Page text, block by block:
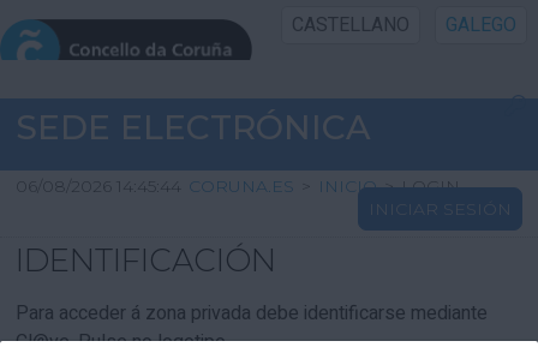
CASTELLANO GALEGO
INICIO SEDE
INICIO
INFORMACIÓN PÚBLICA
CARTAFOL CIDADÁN
SEDE ELECTRÓNICA
06/08/2026 14:45:44 CORUNA.ES > INICIO > LOGIN
INICIAR SESIÓN
IDENTIFICACIÓN
Para acceder á zona privada debe identificarse mediante
Cl@ve. Pulse no logotipo